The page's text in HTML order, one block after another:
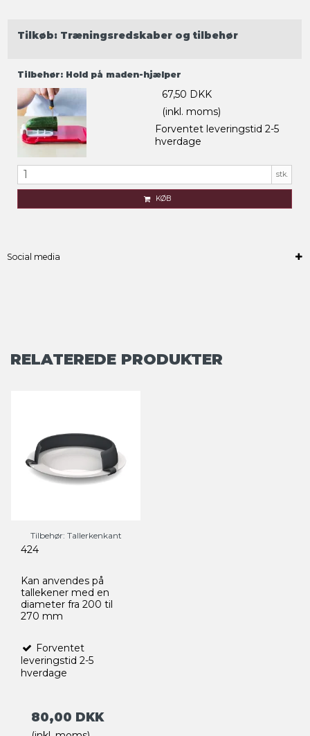
Tilkøb: Træningsredskaber og tilbehør
Tilbehør: Hold på maden-hjælper
67,50 DKK
(inkl. moms)
Forventet leveringstid 2-5
hverdage
stk.
KØB
Social media
RELATEREDE PRODUKTER
Tilbehør: Tallerkenkant
424
Kan anvendes på
tallekener med en
diameter fra 200 til
270 mm
Forventet
leveringstid 2-5
hverdage
80,00 DKK